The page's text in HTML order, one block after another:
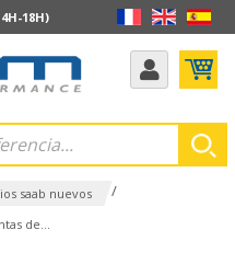
18H)
saab nuevos /
de...